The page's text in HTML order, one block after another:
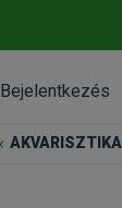
Bejelentkezés
AKVARISZTIKA